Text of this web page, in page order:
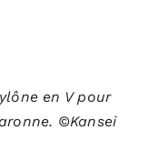
en V pour
©Kansei